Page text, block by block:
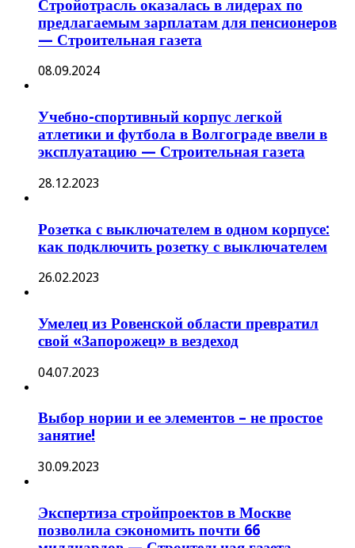
Стройотрасль оказалась в лидерах по
предлагаемым зарплатам для пенсионеров
— Строительная газета
08.09.2024
Учебно-спортивный корпус легкой
атлетики и футбола в Волгограде ввели в
эксплуатацию — Строительная газета
28.12.2023
Розетка с выключателем в одном корпусе:
как подключить розетку с выключателем
26.02.2023
Умелец из Ровенской области превратил
свой «Запорожец» в вездеход
04.07.2023
Выбор нории и ее элементов – не простое
занятие!
30.09.2023
Экспертиза стройпроектов в Москве
позволила сэкономить почти 66